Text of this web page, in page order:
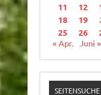
11 12
18 19
25
26
« Apr.
Juni »
SEITENSUCHE